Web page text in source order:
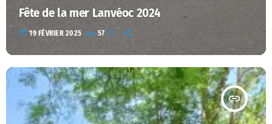
Fête de la mer Lanvéoc 2024
today 19 FÉVRIER 2025 57
insert_link